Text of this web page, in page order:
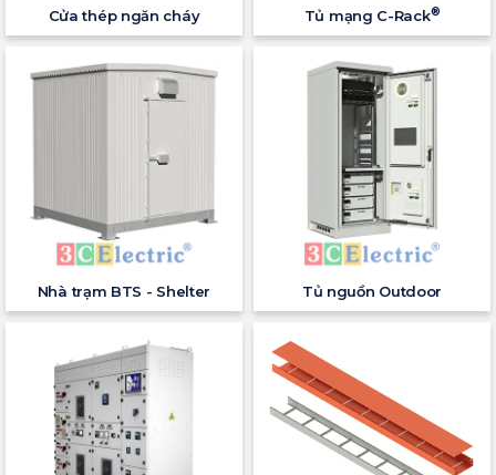
Cửa thép ngăn cháy Tủ mạng C-Rack®
Nhà trạm BTS - Shelter Tủ nguồn Outdoor